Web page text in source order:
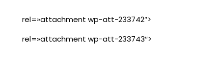
rel=»attachment wp-att-233742″>
rel=»attachment wp-att-233743″>